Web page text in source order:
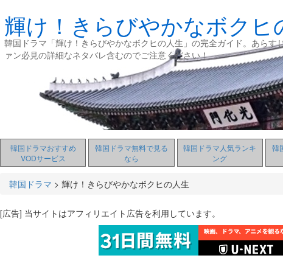
輝け！きらびやかなボクヒ
韓国ドラマ「輝け！きらびやかなボクヒの人生」の完全ガイド。あら
ァン必見の詳細なネタバレ含むのでご注意ください！
韓国ドラマおすすめ
VODサービス
韓国ドラマ無料で見る
なら
韓国ドラマ人気ランキ
ング
韓
韓国ドラマ > 輝け！きらびやかなボクヒの人生
[広告] 当サイトはアフィリエイト広告を利用しています。